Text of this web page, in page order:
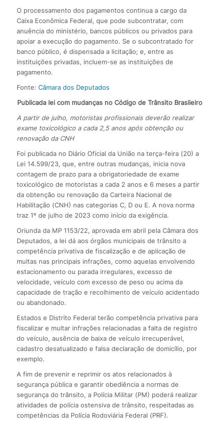
O processamento dos pagamentos continua a cargo da
Caixa Econômica Federal, que pode subcontratar, com
anuência do ministério, bancos públicos ou privados para
apoiar a execução do pagamento. Se o subcontratado for
banco público, é dispensada a licitação; e, entre as
instituições privadas, incluem-se as instituições de
pagamento.
Fonte: Câmara dos Deputados
Publicada lei com mudanças no Código de Trânsito Brasileiro
A partir de julho, motoristas profissionais deverão realizar
exame toxicológico a cada 2,5 anos após obtenção ou
renovação da CNH
Foi publicada no Diário Oficial da União na terça-feira (20) a
Lei 14.599/23, que, entre outras mudanças, inicia nova
contagem de prazo para a obrigatoriedade de exame
toxicológico de motoristas a cada 2 anos e 6 meses a partir
da obtenção ou renovação da Carteira Nacional de
Habilitação (CNH) nas categorias C, D ou E. A nova norma
traz 1º de julho de 2023 como início da exigência.
Oriunda da MP 1153/22, aprovada em abril pela Câmara dos
Deputados, a lei dá aos órgãos municipais de trânsito a
competência privativa de fiscalização e de aplicação de
multas nas principais infrações, como aquelas envolvendo
estacionamento ou parada irregulares, excesso de
velocidade, veículo com excesso de peso ou acima da
capacidade de tração e recolhimento de veículo acidentado
ou abandonado.
Estados e Distrito Federal terão competência privativa para
fiscalizar e multar infrações relacionadas a falta de registro
do veículo, ausência de baixa de veículo irrecuperável,
cadastro desatualizado e falsa declaração de domicílio, por
exemplo.
A fim de prevenir e reprimir os atos relacionados à
segurança pública e garantir obediência a normas de
segurança do trânsito, a Polícia Militar (PM) poderá realizar
atividades de polícia ostensiva de trânsito, respeitadas as
competências da Polícia Rodoviária Federal (PRF).